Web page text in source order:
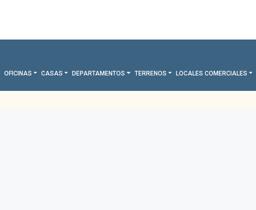
OFICINAS CASAS DEPARTAMENTOS TERRENOS LOCALES COMERCIALES